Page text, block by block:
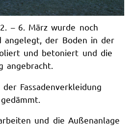
– 6. März wurde noch
angelegt, der Boden in der
und betoniert und die
angebracht.
Fassadenverkleidung
und die Außenanlage